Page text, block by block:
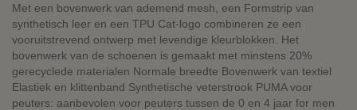
Met een bovenwerk van ademend mesh, een Formstrip van
synthetisch leer en een TPU Cat-logo combineren ze een
vooruitstrevend ontwerp met levendige kleurblokken. Het
bovenwerk van de schoenen is gemaakt met minstens 20%
gerecyclede materialen Normale breedte Bovenwerk van textiel
Elastiek en klittenband Synthetische veterstrook PUMA voor
peuters: aanbevolen voor peuters tussen de 0 en 4 jaar for men